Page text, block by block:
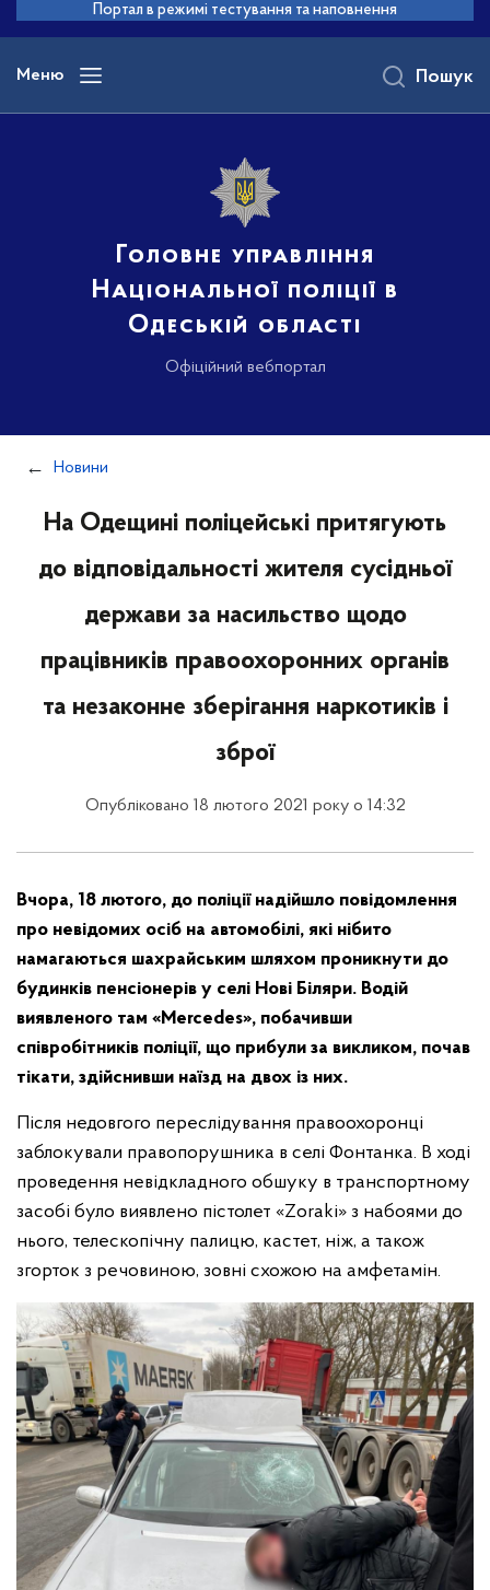
основного
вмісту
Портал в режимі тестування та наповнення
Меню
Головне управління
Національної поліції в
Одеській області
Офіційний вебпортал
Пошук
Новини
На Одещині поліцейські притягують
до відповідальності жителя сусідньої
держави за насильство щодо
працівників правоохоронних органів
та незаконне зберігання наркотиків і
зброї
Опубліковано 18 лютого 2021 року о 14:32
Вчора, 18 лютого, до поліції надійшло повідомлення
про невідомих осіб на автомобілі, які нібито
намагаються шахрайським шляхом проникнути до
будинків пенсіонерів у селі Нові Біляри. Водій
виявленого там «Mercedes», побачивши
співробітників поліції, що прибули за викликом, почав
тікати, здійснивши наїзд на двох із них.
Після недовгого переслідування правоохоронці
заблокували правопорушника в селі Фонтанка. В ході
проведення невідкладного обшуку в транспортному
засобі було виявлено пістолет «Zoraki» з набоями до
нього, телескопічну палицю, кастет, ніж, а також
згорток з речовиною, зовні схожою на амфетамін.